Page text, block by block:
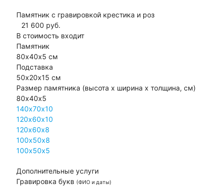
Памятник с гравировкой крестика и роз
21 600 руб.
В стоимость входит
Памятник
80х40х5 см
Подставка
50х20х15 см
Размер памятника (высота х ширина х толщина, см)
80х40х5
140х70х10
120х60х10
120х60х8
100х50х8
100х50х5
Дополнительные услуги
Гравировка букв (ФИО и даты)